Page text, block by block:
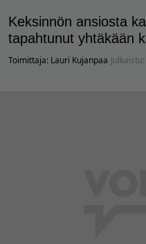
Keksinnön ansiosta
tapahtunut yhtäkään
Toimittaja: Lauri Kujanpaa Julkaistu: